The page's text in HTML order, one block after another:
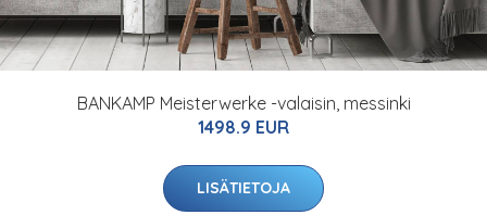
BANKAMP Meisterwerke -valaisin, messinki
1498.9 EUR
LISÄTIETOJA